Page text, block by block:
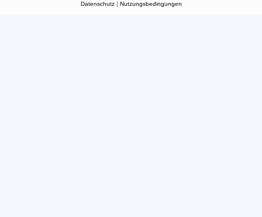
Datenschutz| Nutzungsbedingungen